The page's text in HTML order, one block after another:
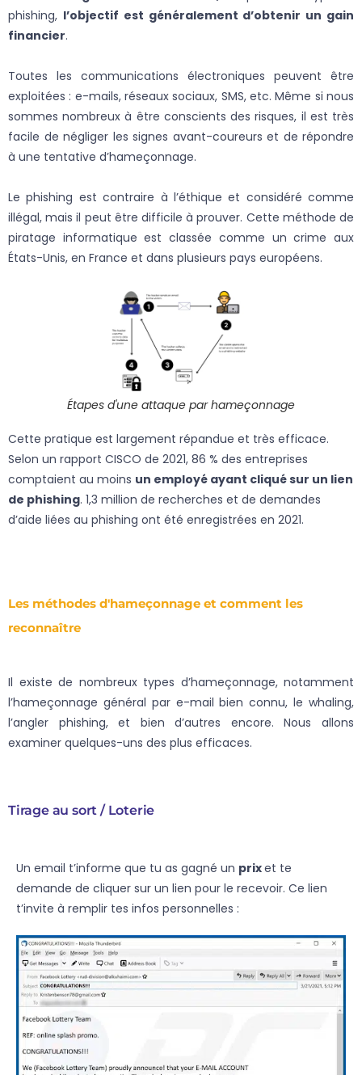
phishing, l’objectif est généralement d’obtenir un gain
financier.
Toutes les communications électroniques peuvent être
exploitées : e-mails, réseaux sociaux, SMS, etc. Même si nous
sommes nombreux à être conscients des risques, il est très
facile de négliger les signes avant-coureurs et de répondre
à une tentative d’hameçonnage.
Le phishing est contraire à l’éthique et considéré comme
illégal, mais il peut être difficile à prouver. Cette méthode de
piratage informatique est classée comme un crime aux
États-Unis, en France et dans plusieurs pays européens.
Étapes d'une attaque par hameçonnage
Cette pratique est largement répandue et très efficace.
Selon un rapport CISCO de 2021, 86 % des entreprises
comptaient au moins un employé ayant cliqué sur un lien
de phishing. 1,3 million de recherches et de demandes
d’aide liées au phishing ont été enregistrées en 2021.
Les méthodes d'hameçonnage et comment les
reconnaître
Il existe de nombreux types d’hameçonnage, notamment
l’hameçonnage général par e-mail bien connu, le whaling,
l’angler phishing, et bien d’autres encore. Nous allons
examiner quelques-uns des plus efficaces.
Tirage au sort / Loterie
Un email t’informe que tu as gagné un prixet te
demande de cliquer sur un lien pour le recevoir. Ce lien
t’invite à remplir tes infos personnelles :